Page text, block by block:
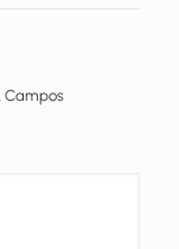
Campos